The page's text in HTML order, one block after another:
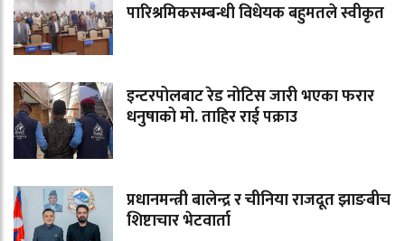
पारिश्रमिकसम्बन्धी विधेयक बहुमतले स्वीकृत
इन्टरपोलबाट रेड नोटिस जारी भएका फरार
धनुषाको मो. ताहिर राई पक्राउ
प्रधानमन्त्री बालेन्द्र र चीनिया राजदूत झाङबीच
शिष्टाचार भेटवार्ता